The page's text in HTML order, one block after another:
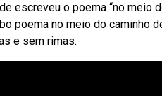
escreveu o poema “no meio
poema no meio do caminho
e sem rimas.